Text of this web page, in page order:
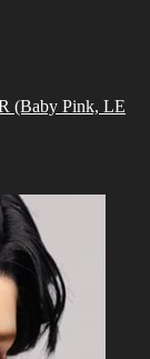
(Baby Pink, LE